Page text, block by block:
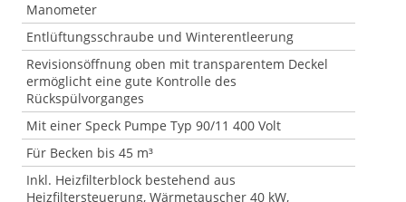
Manometer
Entlüftungsschraube und Winterentleerung
Revisionsöffnung oben mit transparentem Deckel
ermöglicht eine gute Kontrolle des
Rückspülvorganges
Mit einer Speck Pumpe Typ 90/11 400 Volt
Für Becken bis 45 m³
Inkl. Heizfilterblock bestehend aus
Heizfiltersteuerung, Wärmetauscher 40 kW,